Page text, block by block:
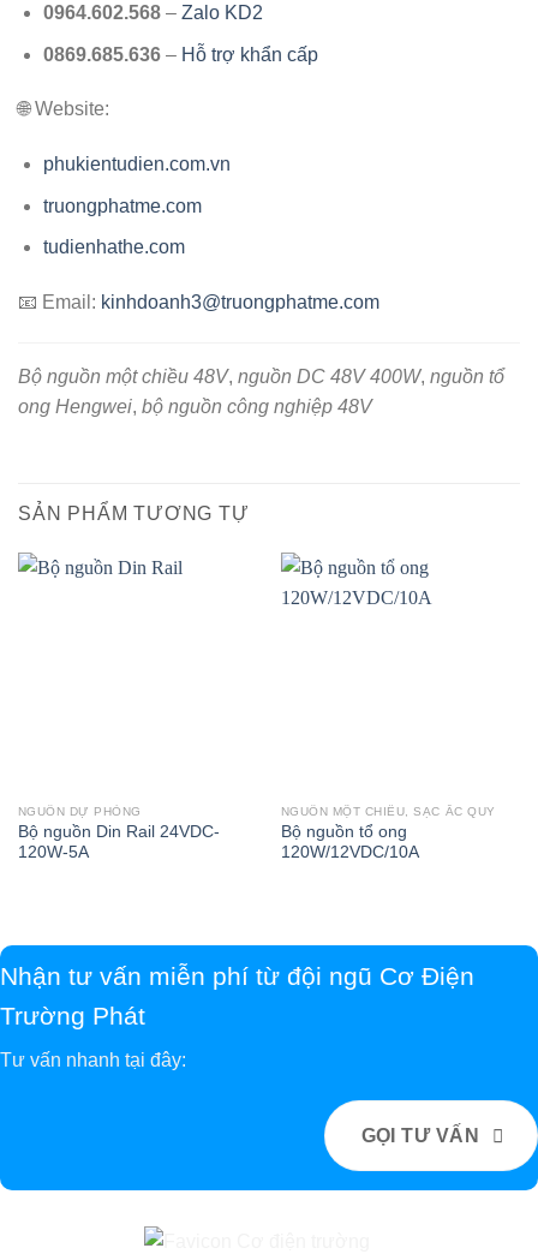
0964.602.568– Zalo KD2
0869.685.636– Hỗ trợ khẩn cấp
🌐 Website:
phukientudien.com.vn
truongphatme.com
tudienhathe.com
📧 Email: kinhdoanh3@truongphatme.com
Bộ nguồn một chiều 48V, nguồn DC 48V 400W, nguồn tổ
ong Hengwei, bộ nguồn công nghiệp 48V
SẢN PHẨM TƯƠNG TỰ
NGUỒN DỰ PHÒNG
Bộ nguồn Din Rail 24VDC-
120W-5A
NGUỒN MỘT CHIỀU, SẠC ẮC QUY
Bộ nguồn tổ ong
120W/12VDC/10A
Nhận tư vấn miễn phí từ đội ngũ Cơ Điện
Trường Phát
Tư vấn nhanh tại đây:
GỌI TƯ VẤN